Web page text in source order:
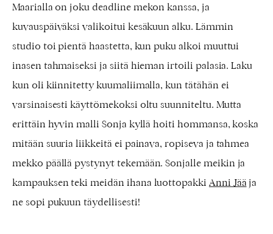
Maarialla on joku deadline mekon kanssa, ja
kuvauspäiväksi valikoitui kesäkuun alku. Lämmin
studio toi pientä haastetta, kun puku alkoi muuttui
inasen tahmaiseksi ja siitä hieman irtoili palasia. Laku
kun oli kiinnitetty kuumaliimalla, kun tätähän ei
varsinaisesti käyttömekoksi oltu suunniteltu. Mutta
erittäin hyvin malli Sonja kyllä hoiti hommansa, koska
mitään suuria liikkeitä ei painava, ropiseva ja tahmea
mekko päällä pystynyt tekemään. Sonjalle meikin ja
kampauksen teki meidän ihana luottopakki Anni Jää ja
ne sopi pukuun täydellisesti!